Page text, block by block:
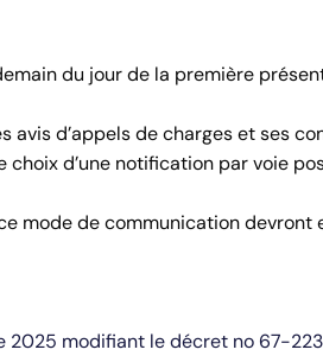
du jour de la première
d’appels de charges et ses
d’une notification par voie
mode de communication devront
modifiant le décret no 67-